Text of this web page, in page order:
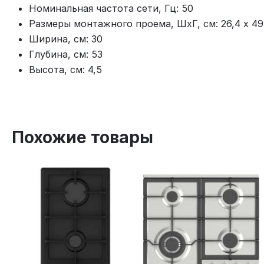
Номинальная частота сети, Гц: 50
Размеры монтажного проема, ШхГ, см: 26,4 х
Ширина, см: 30
Глубина, см: 53
Высота, см: 4,5
Похожие товары